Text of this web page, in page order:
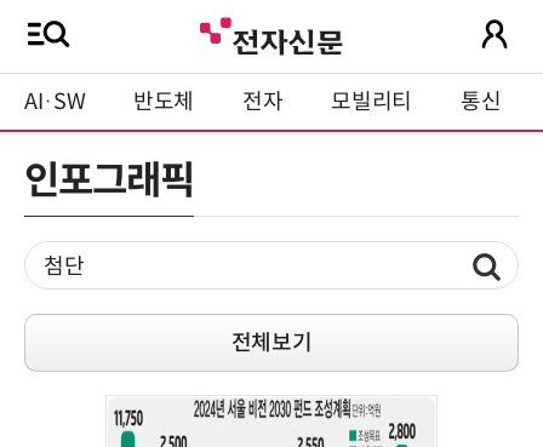
AI·SW 반도체 전자 모빌리티 통신
인포그래픽
전체보기